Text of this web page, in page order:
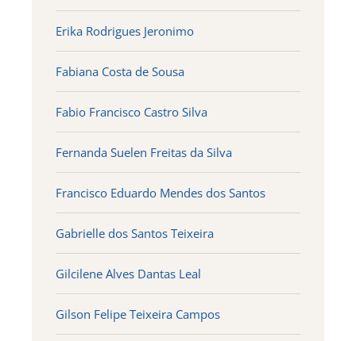
Erika Rodrigues Jeronimo
Fabiana Costa de Sousa
Fabio Francisco Castro Silva
Fernanda Suelen Freitas da Silva
Francisco Eduardo Mendes dos Santos
Gabrielle dos Santos Teixeira
Gilcilene Alves Dantas Leal
Gilson Felipe Teixeira Campos